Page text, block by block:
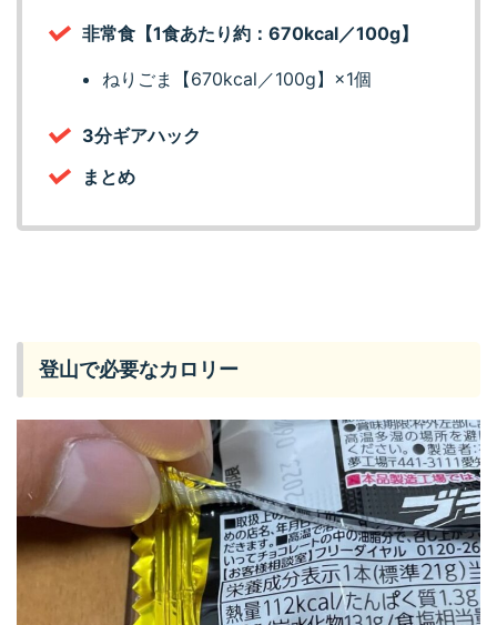
非常食【1食あたり約：670kcal／100g】
ねりごま【670kcal／100g】×1個
3分ギアハック
まとめ
登山で必要なカロリー